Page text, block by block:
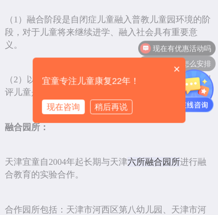
（1）融合阶段是自闭症儿童融入普教儿童园环境的阶
段，对于儿童将来继续进学、融入社会具有重要意
义。
（2）以融合阶段所需的各种技能为评估项目内容，测
评儿童是否具备进入融合阶段的能力。
融合园所：
天津宜童自2004年起长期与天津六所融合园所进行融
合教育的实验合作。
合作园所包括：天津市河西区第八幼儿园、天津市河
上课时间怎么安排
×
宜童专注儿童康复22年！
现在咨询 稍后再说